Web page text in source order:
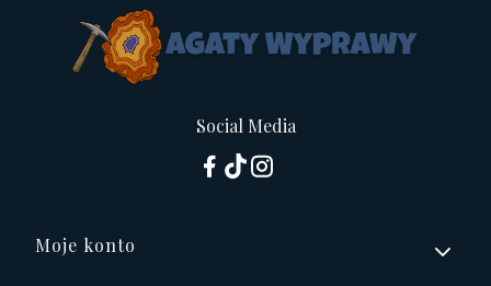
Social Media
Linki w stopce
Moje konto